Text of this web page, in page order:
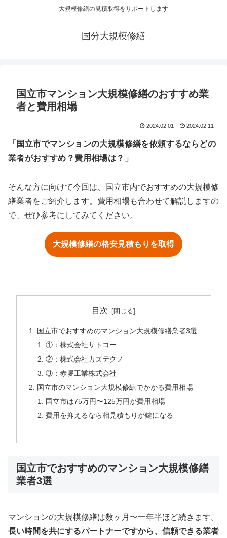
大規模修繕の見積取得をサポートします
国分大規模修繕
国立市マンション大規模修繕のおすすめ業
者と費用相場
2024.02.01 2024.02.11
「国立市でマンションの大規模修繕を依頼するならどの
業者がおすすめ？費用相場は？」
そんな方に向けて今回は、国立市内でおすすめの大規模修
繕業者をご紹介します。費用相場も合わせて解説しますの
で、ぜひ参考にしてみてください。
大規模修繕の格安見積もりを取得
目次
国立市でおすすめのマンション大規模修繕業者3選
①：株式会社サトコー
②：株式会社カズテクノ
③：赤堀工業株式会社
国立市のマンション大規模修繕でかかる費用相場
国立市は75万円〜125万円が費用相場
費用を抑えるなら相見積もりが鍵になる
国立市でおすすめのマンション大規模修繕
業者3選
マンションの大規模修繕は数ヶ月〜一年半ほど続きます。
長い時間を共にするパートナーですから、信頼できる業者